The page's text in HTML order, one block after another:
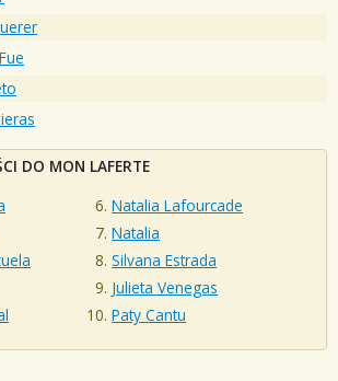
DO MON LAFERTE
Natalia Lafourcade
Natalia
Silvana Estrada
Julieta Venegas
Paty Cantu